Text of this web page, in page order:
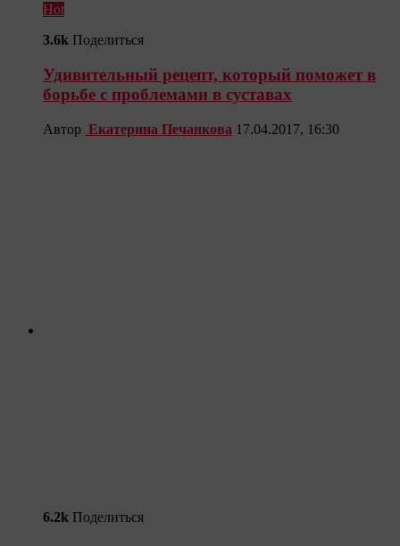
Hot
3.6k Поделиться
Удивительный рецепт, который поможет в
борьбе с проблемами в суставах
Автор Екатерина Печанкова 17.04.2017, 16:30
6.2k Поделиться